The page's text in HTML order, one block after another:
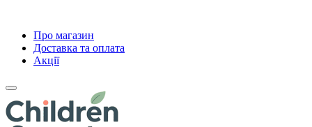
Про магазин
Доставка та оплата
Акції